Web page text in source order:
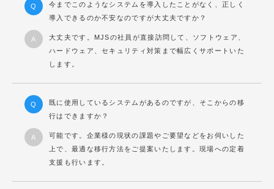
今までこのようなシステムを導入したことがなく、正しく
導入できるのか不安なのですが大丈夫ですか？
大丈夫です。MJSの社員が直接訪問して、ソフトウェア、
ハードウェア、セキュリティ対策まで幅広くサポートいた
します。
既に使用しているシステムがあるのですが、そこからの移
行はできますか？
可能です。企業様の現状の課題やご要望などをお伺いした
上で、最適な移行方法をご提案いたします。現場への定着
支援も行います。